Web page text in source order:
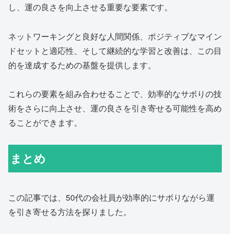
し、運の良さを向上させる重要な要素です。
ネットワーキングと良好な人間関係、ポジティブなマイン
ドセットと適応性、そして継続的な学習と改善は、この目
的を達成するための基盤を提供します。
これらの要素を組み合わせることで、効率的なサボりの技
術をさらに向上させ、運の良さを引き寄せる可能性を高め
ることができます。
まとめ
この記事では、50代の会社員が効率的にサボりながら運
を引き寄せる方法を探りました。